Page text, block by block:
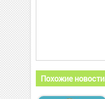
Похожие новости